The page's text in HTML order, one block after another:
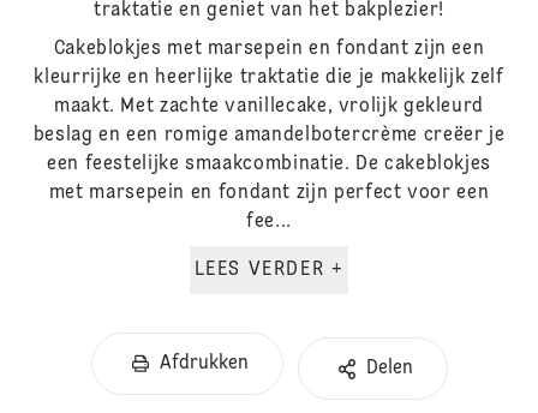
traktatie en geniet van het bakplezier!
Cakeblokjes met marsepein en fondant zijn een
kleurrijke en heerlijke traktatie die je makkelijk zelf
maakt. Met zachte vanillecake, vrolijk gekleurd
beslag en een romige amandelbotercrème creëer je
een feestelijke smaakcombinatie. De cakeblokjes
met marsepein en fondant zijn perfect voor een
fee...
LEES VERDER +
Afdrukken Delen